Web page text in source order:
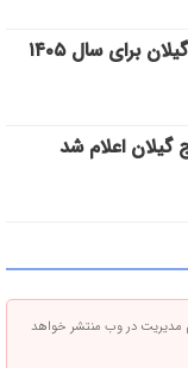
تعرفه برداشت مکانیزه برنج در گیلان برای سال ۱۴۰۵
گیلان اعلام شد
مدیریت در وب منتشر خواهد